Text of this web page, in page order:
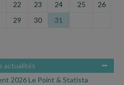
22 23 24 25
26
29 30 31
actualités
2026 Le Point & Statista